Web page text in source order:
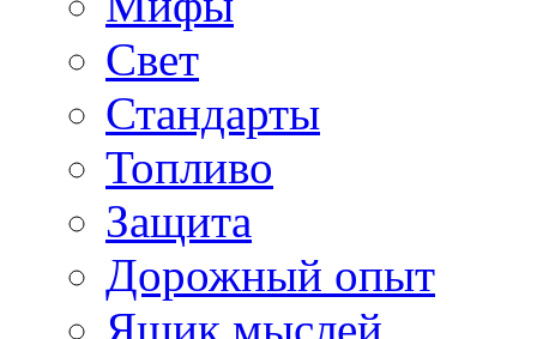
Свет
Стандарты
Топливо
Защита
Дорожный опыт
Ящик мыслей